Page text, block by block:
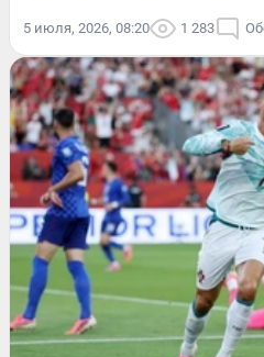
5 июля, 2026, 08:20 1 283